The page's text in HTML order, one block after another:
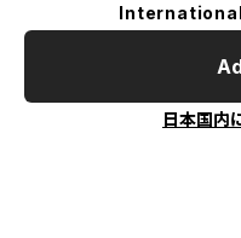
日本国内